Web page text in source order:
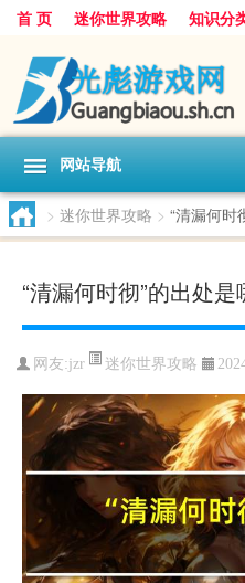
首 页 迷你世界攻略 知识分
网站导航
> 迷你世界攻略 > “清漏何时
“清漏何时彻”的出处是
网友:jzr 迷你世界攻略